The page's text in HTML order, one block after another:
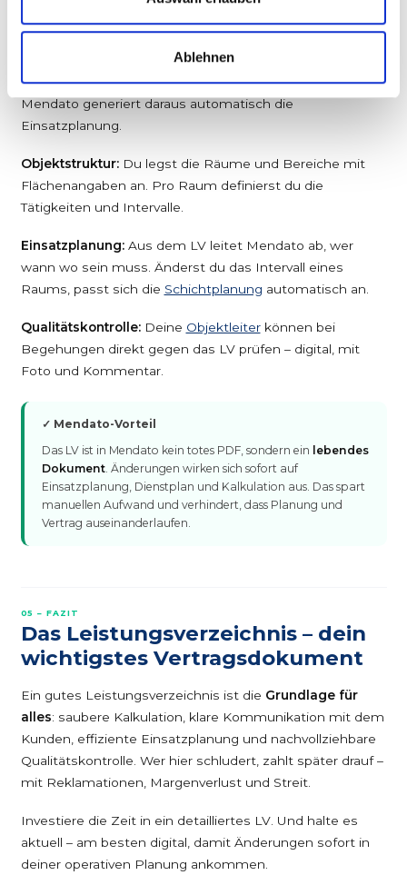
Ablehnen
In Mendato wird das Leistungsverzeichnisdirekt am
hinterlegt. Das bedeutet: Du definierst pro
Objekt die Räume, Tätigkeiten und Intervalle – und
Mendato generiert daraus automatisch die
Einsatzplanung.
Objektstruktur:Du legst die Räume und Bereiche mit
Flächenangaben an. Pro Raum definierst du die
Tätigkeiten und Intervalle.
Einsatzplanung:Aus dem LV leitet Mendato ab, wer
wann wo sein muss. Änderst du das Intervall eines
Raums, passt sich die Schichtplanung automatisch an.
Qualitätskontrolle:Deine Objektleiterkönnen bei
Begehungen direkt gegen das LV prüfen – digital, mit
Foto und Kommentar.
✓ Mendato-Vorteil
Das LV ist in Mendato kein totes PDF, sondern ein lebendes
Dokument. Änderungen wirken sich sofort auf
Einsatzplanung, Dienstplan und Kalkulation aus. Das spart
manuellen Aufwand und verhindert, dass Planung und
Vertrag auseinanderlaufen.
05 – FAZIT
Das Leistungsverzeichnis – dein
wichtigstes Vertragsdokument
Ein gutes Leistungsverzeichnis ist die Grundlage für
alles: saubere Kalkulation, klare Kommunikation mit dem
Kunden, effiziente Einsatzplanung und nachvollziehbare
Qualitätskontrolle. Wer hier schludert, zahlt später drauf –
mit Reklamationen, Margenverlust und Streit.
Investiere die Zeit in ein detailliertes LV. Und halte es
aktuell – am besten digital, damit Änderungen sofort in
deiner operativen Planung ankommen.